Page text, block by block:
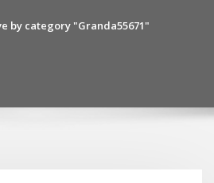
by category "Granda55671"